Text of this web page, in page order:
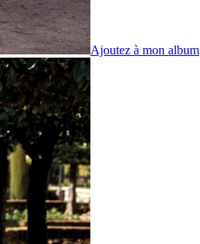
Ajoutez à mon album